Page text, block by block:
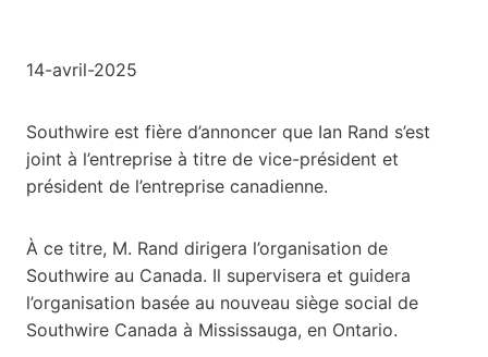
14-avril-2025
Southwire est fière d’annoncer que Ian Rand s’est
joint à l’entreprise à titre de vice-président et
président de l’entreprise canadienne.
À ce titre, M. Rand dirigera l’organisation de
Southwire au Canada. Il supervisera et guidera
l’organisation basée au nouveau siège social de
Southwire Canada à Mississauga, en Ontario.